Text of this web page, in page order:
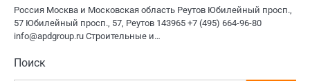
Россия Москва и Московская область Реутов Юбилейный просп.,
57 Юбилейный просп., 57, Реутов 143965 +7 (495) 664-96-80
info@apdgroup.ru Строительные и…
Поиск